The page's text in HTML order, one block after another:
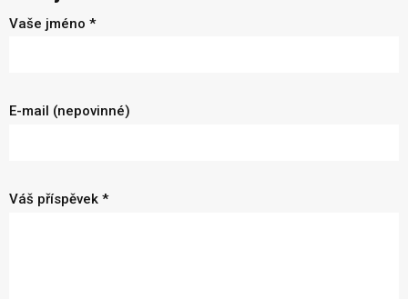
Vaše jméno *
E-mail (nepovinné)
Váš příspěvek *